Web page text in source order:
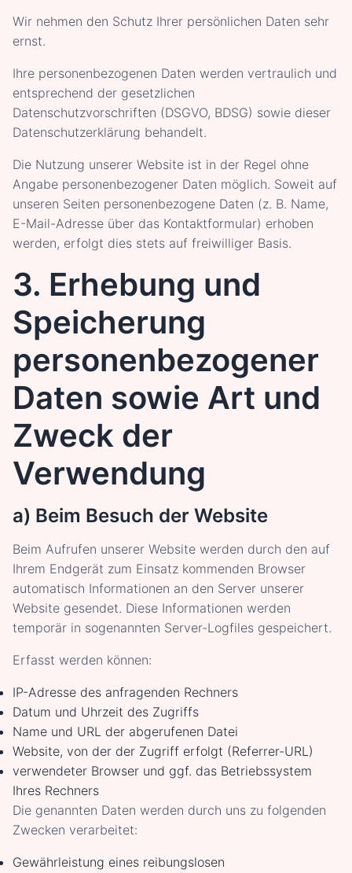
Wir nehmen den Schutz Ihrer persönlichen Daten sehr
ernst.
Ihre personenbezogenen Daten werden vertraulich und
entsprechend der gesetzlichen
Datenschutzvorschriften (DSGVO, BDSG) sowie dieser
Datenschutzerklärung behandelt.
Die Nutzung unserer Website ist in der Regel ohne
Angabe personenbezogener Daten möglich. Soweit auf
unseren Seiten personenbezogene Daten (z. B. Name,
E-Mail-Adresse über das Kontaktformular) erhoben
werden, erfolgt dies stets auf freiwilliger Basis.
3. Erhebung und
Speicherung
personenbezogener
Daten sowie Art und
Zweck der
Verwendung
a) Beim Besuch der Website
Beim Aufrufen unserer Website werden durch den auf
Ihrem Endgerät zum Einsatz kommenden Browser
automatisch Informationen an den Server unserer
Website gesendet. Diese Informationen werden
temporär in sogenannten Server-Logfiles gespeichert.
Erfasst werden können:
IP-Adresse des anfragenden Rechners
Datum und Uhrzeit des Zugriffs
Name und URL der abgerufenen Datei
Website, von der der Zugriff erfolgt (Referrer-URL)
verwendeter Browser und ggf. das Betriebssystem
Ihres Rechners
Die genannten Daten werden durch uns zu folgenden
Zwecken verarbeitet:
Gewährleistung eines reibungslosen